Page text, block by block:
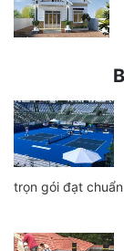
trọn gói đạt